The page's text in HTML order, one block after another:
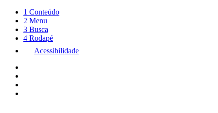
1 Conteúdo
2 Menu
3 Busca
4 Rodapé
Acessibilidade